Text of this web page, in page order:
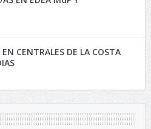
CENTRALES DE LA COSTA